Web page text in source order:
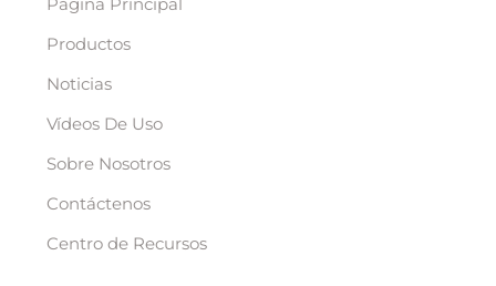
Página Principal
Productos
Noticias
Vídeos De Uso
Sobre Nosotros
Contáctenos
Centro de Recursos